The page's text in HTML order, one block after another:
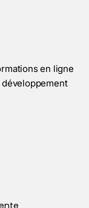
en ligne